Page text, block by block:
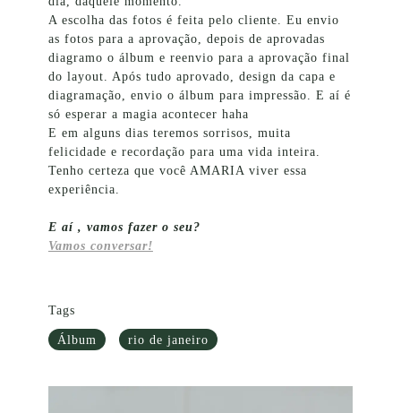
A escolha das fotos é feita pelo cliente. Eu envio
as fotos para a aprovação, depois de aprovadas
diagramo o álbum e reenvio para a aprovação final
do layout. Após tudo aprovado, design da capa e
diagramação, envio o álbum para impressão. E aí é
só esperar a magia acontecer haha
E em alguns dias teremos sorrisos, muita
felicidade e recordação para uma vida inteira.
Tenho certeza que você AMARIA viver essa
experiência.
E aí , vamos fazer o seu?
Vamos conversar!
Tags
Álbum rio de janeiro